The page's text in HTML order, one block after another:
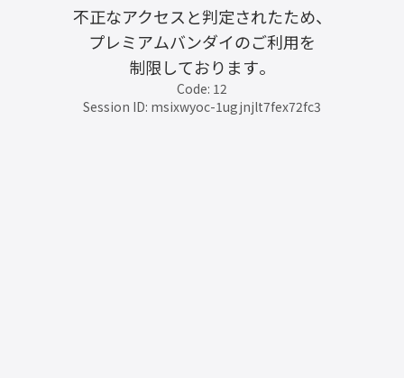
不正なアクセスと判定されたため、
プレミアムバンダイのご利用を
制限しております。
Code: 12
Session ID: msixwyoc-1ugjnjlt7fex72fc3